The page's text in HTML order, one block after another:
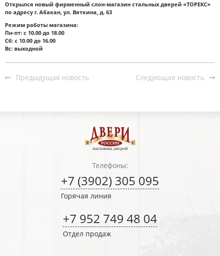
Открылся новый фирменный слон-магазин стальных дверей «ТОРЕКС»
по адресу г. Абакан, ул. Вяткина, д. 63
Режим работы магазина:
Пн-пт: с 10.00 до 18.00
Сб: с 10.00 до 16.00
Вс: выходной
Предыдущая новость Следующая новость
Телефоны:
+7 (3902) 305 095
Горячая линия
+7 952 749 48 04
Отдел продаж